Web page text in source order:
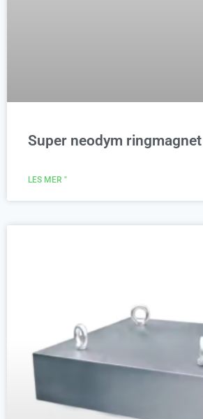
Super neodym ringmagnet
LES MER "